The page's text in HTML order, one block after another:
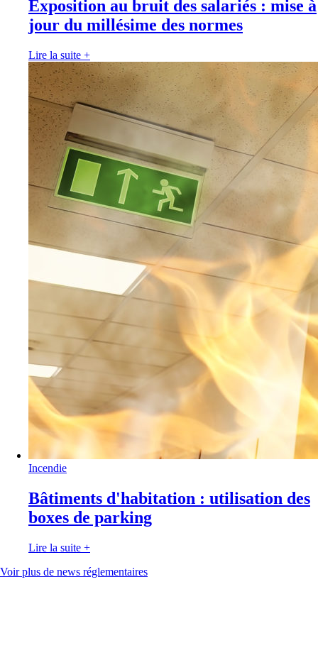
Exposition au bruit des salariés : mise à
jour du millésime des normes
Lire la suite +
Incendie
Bâtiments d'habitation : utilisation des
boxes de parking
Lire la suite +
Voir plus de news réglementaires